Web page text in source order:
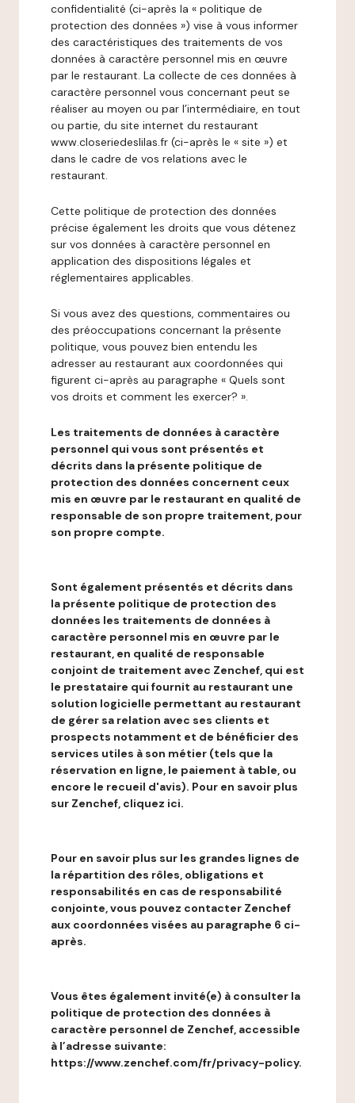
confidentialité (ci-après la « politique de
protection des données ») vise à vous informer
des caractéristiques des traitements de vos
données à caractère personnel mis en œuvre
par le restaurant. La collecte de ces données à
caractère personnel vous concernant peut se
réaliser au moyen ou par l’intermédiaire, en tout
ou partie, du site internet du restaurant
www.closeriedeslilas.fr (ci-après le « site ») et
dans le cadre de vos relations avec le
restaurant.
Cette politique de protection des données
précise également les droits que vous détenez
sur vos données à caractère personnel en
application des dispositions légales et
réglementaires applicables.
Si vous avez des questions, commentaires ou
des préoccupations concernant la présente
politique, vous pouvez bien entendu les
adresser au restaurant aux coordonnées qui
figurent ci-après au paragraphe « Quels sont
vos droits et comment les exercer? ».
Les traitements de données à caractère
personnel qui vous sont présentés et
décrits dans la présente politique de
protection des données concernent ceux
mis en œuvre par le restaurant en qualité de
responsable de son propre traitement, pour
son propre compte.
Sont également présentés et décrits dans
la présente politique de protection des
données les traitements de données à
caractère personnel mis en œuvre par le
restaurant, en qualité de responsable
conjoint de traitement avec Zenchef, qui est
le prestataire qui fournit au restaurant une
solution logicielle permettant au restaurant
de gérer sa relation avec ses clients et
prospects notamment et de bénéficier des
services utiles à son métier (tels que la
réservation en ligne, le paiement à table, ou
encore le recueil d'avis). Pour en savoir plus
sur Zenchef, cliquez ici.
Pour en savoir plus sur les grandes lignes de
la répartition des rôles, obligations et
responsabilités en cas de responsabilité
conjointe, vous pouvez contacter Zenchef
aux coordonnées visées au paragraphe 6 ci-
après.
Vous êtes également invité(e) à consulter la
politique de protection des données à
caractère personnel de Zenchef, accessible
à l’adresse suivante:
https://www.zenchef.com/fr/privacy-policy.